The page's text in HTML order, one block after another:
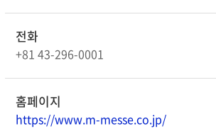
전화
+81 43-296-0001
홈페이지
https://www.m-messe.co.jp/